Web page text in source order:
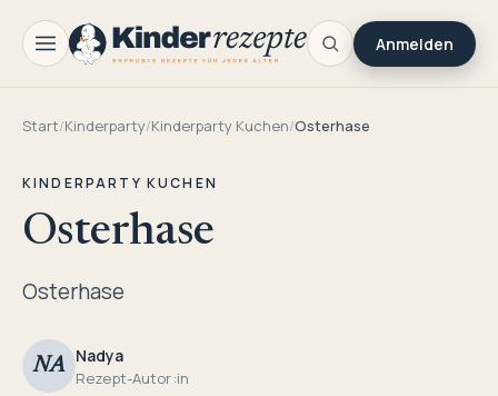
Anmelden
Start/Kinderparty/Kinderparty Kuchen/Osterhase
KINDERPARTY KUCHEN
Osterhase
Osterhase
NA Nadya
Rezept-Autor:in